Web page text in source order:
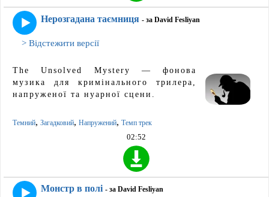
Нерозгадана таємниця - за David Fesliyan
> Відстежити версії
The Unsolved Mystery — фонова
музика для кримінального трилера,
напруженої та нуарної сцени.
Темний, Загадковий, Напружений, Темп трек
02:52
Монстр в полі - за David Fesliyan